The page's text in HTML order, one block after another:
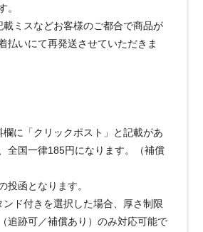
。
載ミスなどお客様のご都合で商品が
払いにて再発送させていただきま
に「クリックポスト」と記載があ
全国一律185円になります。（補償
投函となります。
ド付きを選択した場合、厚さ制限
追跡可／補償あり）のみ対応可能で